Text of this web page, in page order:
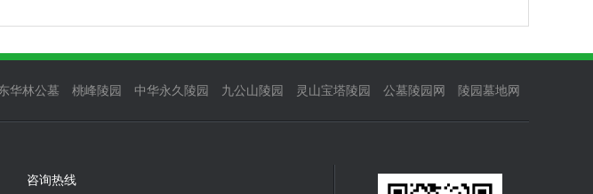
华林公墓 桃峰陵园 中华永久陵园 九公山陵园 灵山宝塔陵园 公墓陵园网 陵园墓地网
咨询热线